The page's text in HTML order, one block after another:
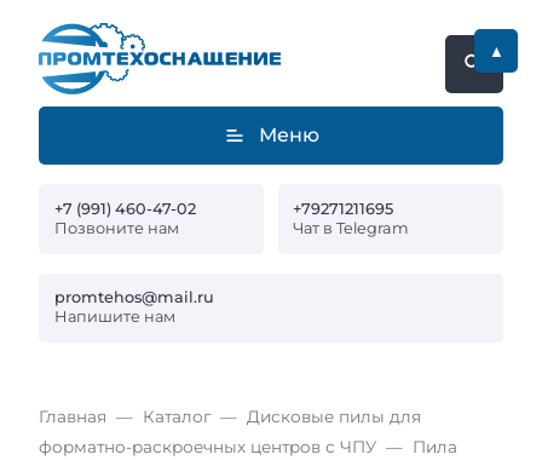
Меню
+7 (991) 460-47-02
Позвоните нам
+79271211695
Чат в Telegram
promtehos@mail.ru
Напишите нам
Главная Каталог
Дисковые пилы для
форматно-раскроечных центров с ЧПУ
Пила
▲